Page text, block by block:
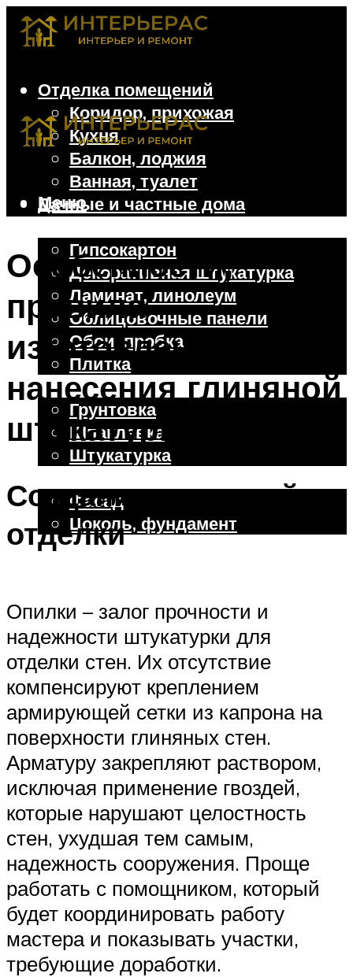
Отделка помещений
Коридор, прихожая
Кухня
Балкон, лоджия
Ванная, туалет
Дачные и частные дома
Гипсокартон
Декоративная штукатурка
Ламинат, линолеум
Облицовочные панели
Обои, пробка
Плитка
Отделочные работы
Грунтовка
Шпаклевка
Штукатурка
Фасад
Цоколь, фундамент
Меню
Особенности,
правила
изготовления и
нанесения глиняной
штукатурки
Создание черновой
отделки
Опилки – залог прочности и
надежности штукатурки для
отделки стен. Их отсутствие
компенсируют креплением
армирующей сетки из капрона на
поверхности глиняных стен.
Арматуру закрепляют раствором,
исключая применение гвоздей,
которые нарушают целостность
стен, ухудшая тем самым,
надежность сооружения. Проще
работать с помощником, который
будет координировать работу
мастера и показывать участки,
требующие доработки.